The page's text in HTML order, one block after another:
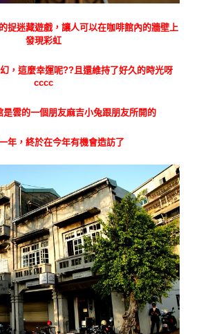
捉迷藏遊戲，讓人可以在咖啡館內的牆壁上
發現彩虹
，這麼幸運呢??且還維持了好久的時光呀
cccc
是雲的一個朋友麻吉小兔跟朋友所開的
年，終於在今年有機會造訪了